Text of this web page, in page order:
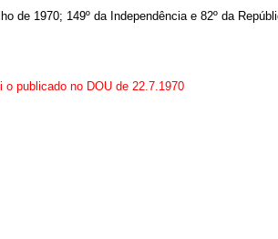
de 1970; 149º da Independência e 82º da
publicado no DOU de 22.7.1970